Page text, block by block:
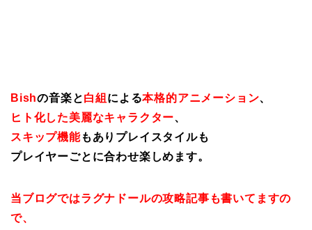
Bishの音楽と白組 による本格的アニメーション、
ヒト化した美麗なキャラクター、
スキップ機能もありプレイスタイルも
プレイヤーごとに合わせ楽しめます。
当ブログではラグナドールの攻略記事も書いてますの
で、